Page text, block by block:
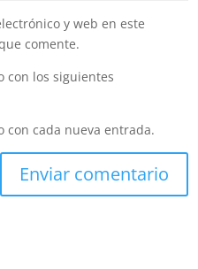
y web en este
comente.
con los siguientes
con cada nueva entrada.